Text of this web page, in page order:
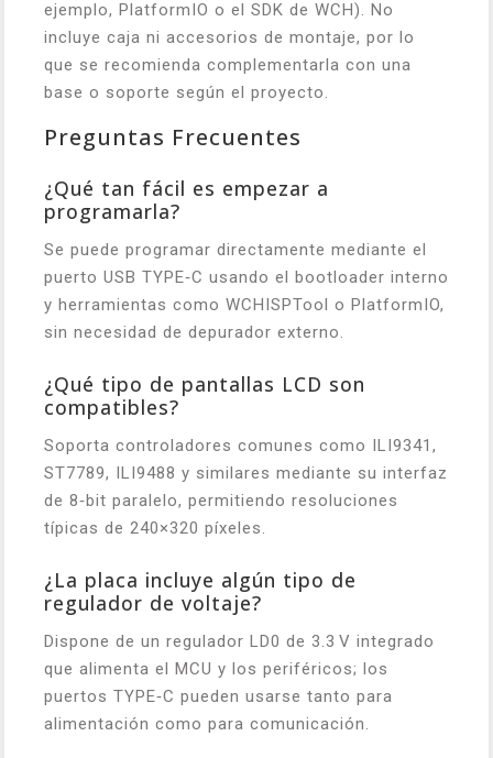
ejemplo, PlatformIO o el SDK de WCH). No
incluye caja ni accesorios de montaje, por lo
que se recomienda complementarla con una
base o soporte según el proyecto.
Preguntas Frecuentes
¿Qué tan fácil es empezar a
programarla?
Se puede programar directamente mediante el
puerto USB TYPE‑C usando el bootloader interno
y herramientas como WCHISPTool o PlatformIO,
sin necesidad de depurador externo.
¿Qué tipo de pantallas LCD son
compatibles?
Soporta controladores comunes como ILI9341,
ST7789, ILI9488 y similares mediante su interfaz
de 8‑bit paralelo, permitiendo resoluciones
típicas de 240×320 píxeles.
¿La placa incluye algún tipo de
regulador de voltaje?
Dispone de un regulador LD0 de 3.3 V integrado
que alimenta el MCU y los periféricos; los
puertos TYPE‑C pueden usarse tanto para
alimentación como para comunicación.